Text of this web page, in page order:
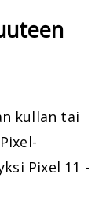
kullan tai
Pixel 11 -